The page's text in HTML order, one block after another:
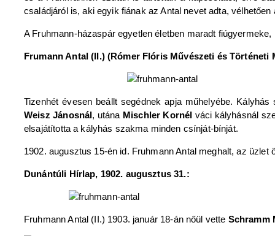
családjáról is, aki egyik fiának az Antal nevet adta,
A Fruhmann-házaspár egyetlen életben maradt fiúgyermeke,
Frumann Antal (II.) (Rómer Flóris Művészeti és Történeti
Tizenhét évesen beállt segédnek apja műhelyébe.
Weisz Jánosnál, utána Mischler Kornél váci kályhásnál
elsajátította a kályhás szakma minden csínját-bínját.
1902. augusztus 15-én id. Fruhmann Antal meghalt, az
Dunántúli Hírlap, 1902. augusztus 31.:
Fruhmann Antal (II.) 1903. január 18-án nőül vette Schramm